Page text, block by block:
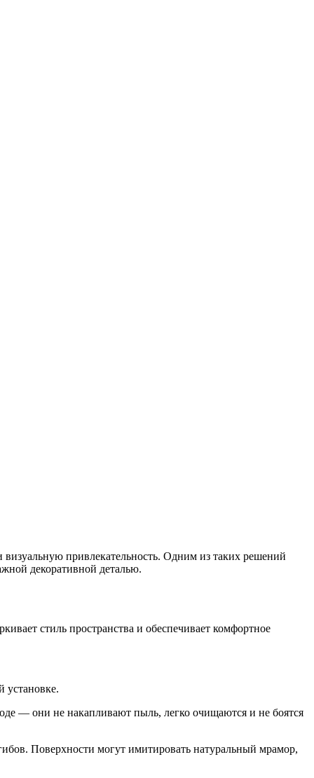
визуальную привлекательность. Одним из таких решений
декоративной деталью.
стиль пространства и обеспечивает комфортное
установке.
— они не накапливают пыль, легко очищаются и не боятся
Поверхности могут имитировать натуральный мрамор,